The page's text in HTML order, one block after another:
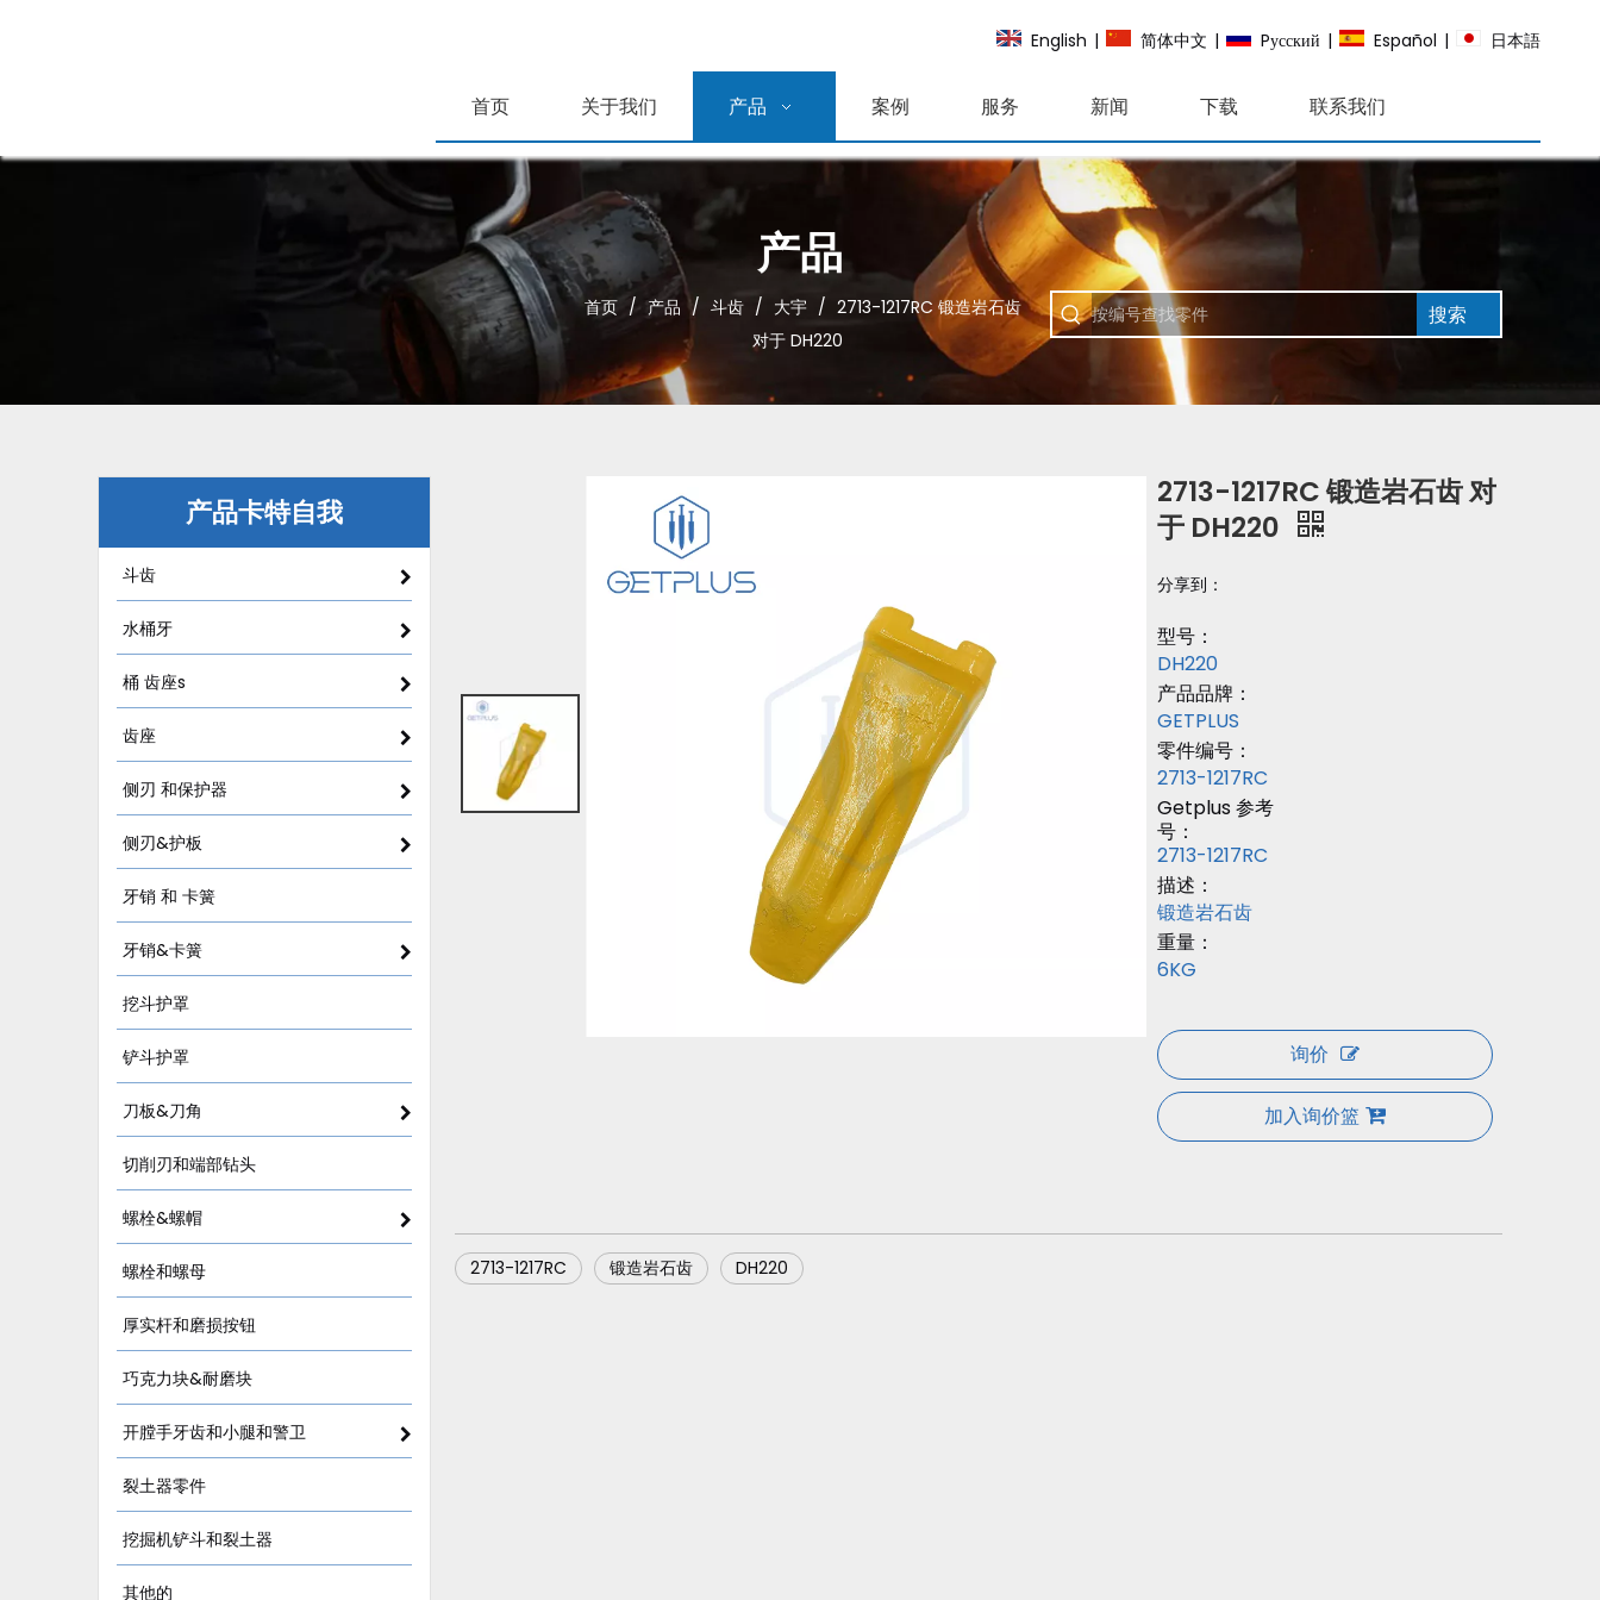
English | 简体中文 | Pусский | Español | 日本語
首页 关于我们 产品 案例 服务 新闻 下载 联系我们
产品
首页 / 产品 / 斗齿 / 大宇 / 2713-1217RC 锻造岩石齿
对于 DH220
搜索
产品卡特自我
斗齿
水桶牙
桶 齿座s
齿座
侧刃 和保护器
侧刃&护板
牙销 和 卡簧
牙销&卡簧
挖斗护罩
铲斗护罩
刀板&刀角
切削刃和端部钻头
螺栓&螺帽
螺栓和螺母
厚实杆和磨损按钮
巧克力块&耐磨块
开膛手牙齿和小腿和警卫
裂土器零件
挖掘机铲斗和裂土器
其他的
2713-1217RC 锻造岩石齿 对
于 DH220
分享到：
型号：
DH220
产品品牌：
GETPLUS
零件编号：
2713-1217RC
Getplus 参考
号：
2713-1217RC
描述：
锻造岩石齿
重量：
6KG
询价
加入询价篮
2713-1217RC 锻造岩石齿 DH220